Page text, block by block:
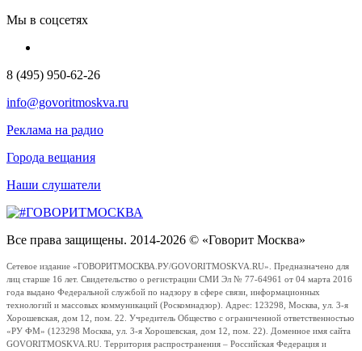
Мы в соцсетях
8 (495) 950-62-26
info@govoritmoskva.ru
Реклама на радио
Города вещания
Наши слушатели
Все права защищены. 2014-2026 © «Говорит Москва»
Сетевое издание «ГОВОРИТМОСКВА.РУ/GOVORITMOSKVA.RU». Предназначено для
лиц старше 16 лет. Свидетельство о регистрации СМИ Эл № 77-64961 от 04 марта 2016
года выдано Федеральной службой по надзору в сфере связи, информационных
технологий и массовых коммуникаций (Роскомнадзор). Адрес: 123298, Москва, ул. 3-я
Хорошевская, дом 12, пом. 22. Учредитель Общество с ограниченной ответственностью
«РУ ФМ» (123298 Москва, ул. 3-я Хорошевская, дом 12, пом. 22). Доменное имя сайта
GOVORITMOSKVA.RU. Территория распространения – Российская Федерация и